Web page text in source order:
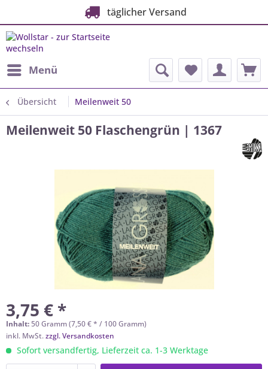
täglicher Versand
Menü
Übersicht Meilenweit 50
Meilenweit 50 Flaschengrün | 1367
3,75 € *
Inhalt: 50 Gramm (7,50 € * / 100 Gramm)
inkl. MwSt.zzgl. Versandkosten
Sofort versandfertig, Lieferzeit ca. 1-3 Werktage